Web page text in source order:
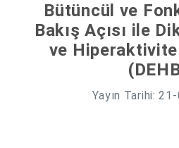
Bütüncül ve
Bakış Açısı ile
ve
Yayın Tarihi: